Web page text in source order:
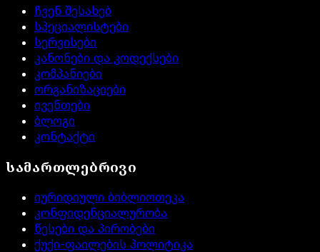
ჩვენ შესახებ
სპეციალისტები
სერვისები
კანონები და კოდექსები
კომპანიები
ორგანიზაციები
ივენთები
ბლოგი
კონტაქტი
სამართლებრივი
იურიდიული ბიბლიოთეკა
კონფიდენციალურობა
წესები და პირობები
ქუქი-ფაილების პოლიტიკა